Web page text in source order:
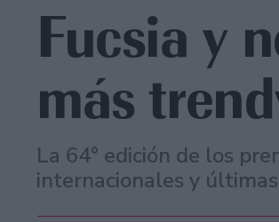
Fucsia y
más
La 64° edición de los
internacionales y